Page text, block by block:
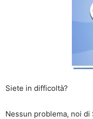
Siete in difficoltà?
Nessun problema, noi